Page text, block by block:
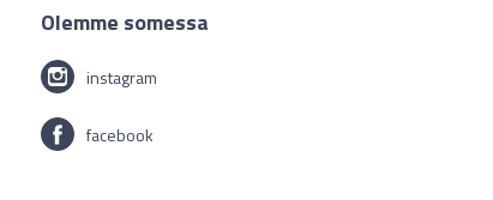
Olemme somessa
instagram
facebook